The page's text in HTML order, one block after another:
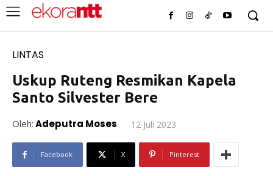
LINTAS
Uskup Ruteng Resmikan Kapela
Santo Silvester Bere
Oleh: Adeputra Moses 12 Juli 2023
Facebook X Pinterest